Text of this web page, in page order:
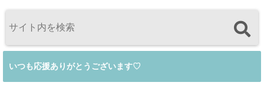
いつも応援ありがとうございます♡